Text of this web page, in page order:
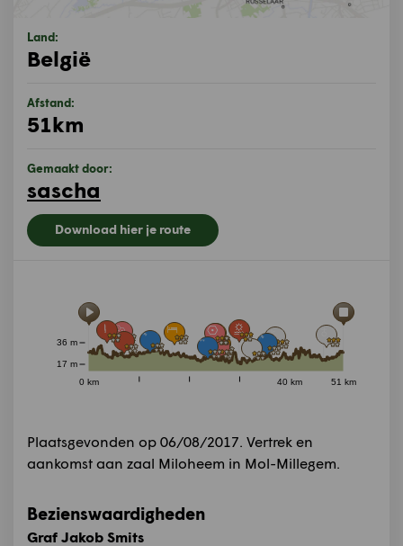
0 km 40 km 51 km
17 m
36 m
Plaatsgevonden op 06/08/2017. Vertrek en
aankomst aan zaal Miloheem in Mol-Millegem.
Bezienswaardigheden
Graf Jakob Smits
Land:
België
Afstand:
51km
Gemaakt door:
sascha
Download hier je route